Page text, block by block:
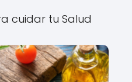
cuidar tu Salud